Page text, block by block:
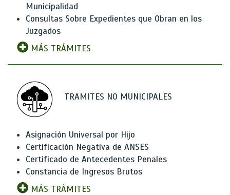
Municipalidad
Consultas Sobre Expedientes que Obran en los
Juzgados
MÁS TRÁMITES
TRAMITES NO MUNICIPALES
Asignación Universal por Hijo
Certificación Negativa de ANSES
Certificado de Antecedentes Penales
Constancia de Ingresos Brutos
MÁS TRÁMITES